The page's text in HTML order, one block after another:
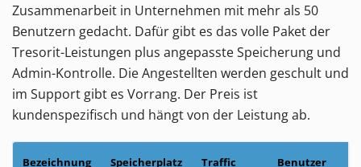
Zusammenarbeit in Unternehmen mit mehr als 50
Benutzern gedacht. Dafür gibt es das volle Paket der
Tresorit-Leistungen plus angepasste Speicherung und
Admin-Kontrolle. Die Angestellten werden geschult und
im Support gibt es Vorrang. Der Preis ist
kundenspezifisch und hängt von der Leistung ab.
Bezeichnung Speicherplatz Traffic Benutzer